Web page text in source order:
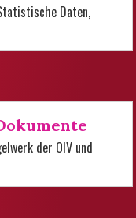
Daten,
der OIV und